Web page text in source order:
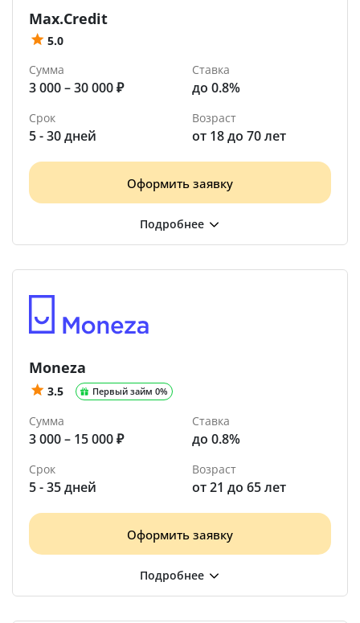
Max.Credit
5.0
Сумма
3 000 – 30 000 ₽
Ставка
до 0.8%
Срок
5 - 30 дней
Возраст
от 18 до 70 лет
Оформить заявку
Moneza
3.5 Первый займ 0%
Сумма
3 000 – 15 000 ₽
Ставка
до 0.8%
Срок
5 - 35 дней
Возраст
от 21 до 65 лет
Оформить заявку